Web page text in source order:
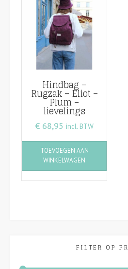
Hindbag –
Rugzak – Eliot –
Plum –
lievelings
€68,95 incl. BTW
TOEVOEGEN AAN
WINKELWAGEN
FILTER OP